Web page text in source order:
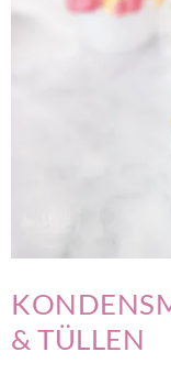
& TÜLLEN